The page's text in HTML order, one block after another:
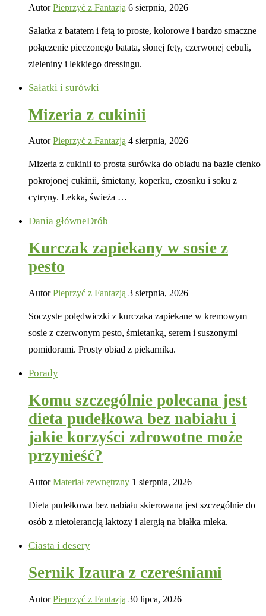
AutorPieprzyć z Fantazją 6 sierpnia, 2026
Sałatka z batatem i fetą to proste, kolorowe i bardzo smaczne
połączenie pieczonego batata, słonej fety, czerwonej cebuli,
zieleniny i lekkiego dressingu.
Sałatki i surówki
Mizeria z cukinii
AutorPieprzyć z Fantazją 4 sierpnia, 2026
Mizeria z cukinii to prosta surówka do obiadu na bazie cienko
pokrojonej cukinii, śmietany, koperku, czosnku i soku z
cytryny. Lekka, świeża …
Dania główneDrób
Kurczak zapiekany w sosie z
pesto
AutorPieprzyć z Fantazją 3 sierpnia, 2026
Soczyste polędwiczki z kurczaka zapiekane w kremowym
sosie z czerwonym pesto, śmietanką, serem i suszonymi
pomidorami. Prosty obiad z piekarnika.
Porady
Komu szczególnie polecana jest
dieta pudełkowa bez nabiału i
jakie korzyści zdrowotne może
przynieść?
AutorMateriał zewnętrzny 1 sierpnia, 2026
Dieta pudełkowa bez nabiału skierowana jest szczególnie do
osób z nietolerancją laktozy i alergią na białka mleka.
Ciasta i desery
Sernik Izaura z czereśniami
AutorPieprzyć z Fantazją 30 lipca, 2026